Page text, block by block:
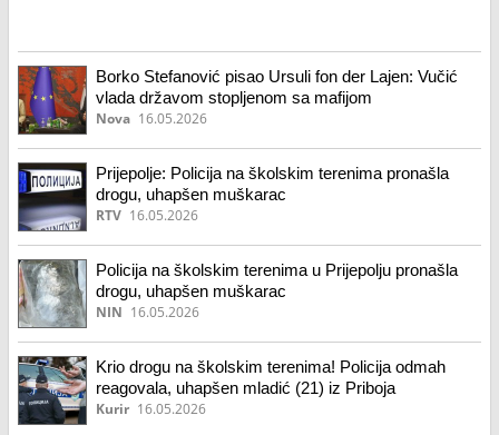
Borko Stefanović pisao Ursuli fon der Lajen: Vučić
vlada državom stopljenom sa mafijom
Nova 16.05.2026
Prijepolje: Policija na školskim terenima pronašla
drogu, uhapšen muškarac
RTV 16.05.2026
Policija na školskim terenima u Prijepolju pronašla
drogu, uhapšen muškarac
NIN 16.05.2026
Krio drogu na školskim terenima! Policija odmah
reagovala, uhapšen mladić (21) iz Priboja
Kurir 16.05.2026